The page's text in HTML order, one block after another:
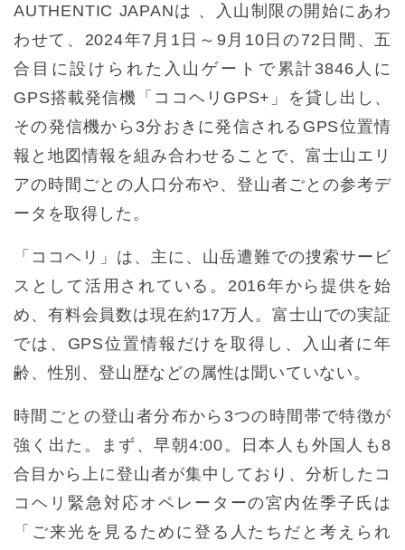
AUTHENTIC JAPANは 、入山制限の開始にあわ
わせて、2024年7月1日～9月10日の72日間、五
合目に設けられた入山ゲートで累計3846人に
GPS搭載発信機「ココヘリGPS+」を貸し出し、
その発信機から3分おきに発信されるGPS位置情
報と地図情報を組み合わせることで、富士山エリ
アの時間ごとの人口分布や、登山者ごとの参考デ
ータを取得した。
「ココヘリ」は、主に、山岳遭難での捜索サービ
スとして活用されている。2016年から提供を始
め、有料会員数は現在約17万人。富士山での実証
では、GPS位置情報だけを取得し、入山者に年
齢、性別、登山歴などの属性は聞いていない。
時間ごとの登山者分布から3つの時間帯で特徴が
強く出た。まず、早朝4:00。日本人も外国人も8
合目から上に登山者が集中しており、分析したコ
コヘリ緊急対応オペレーターの宮内佐季子氏は
「ご来光を見るために登る人たちだと考えられ